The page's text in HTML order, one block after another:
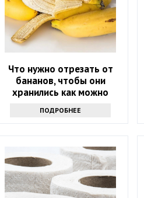
Что нужно отрезать от
бананов, чтобы они
хранились как можно
маленькая хитрость
ПОДРОБНЕЕ